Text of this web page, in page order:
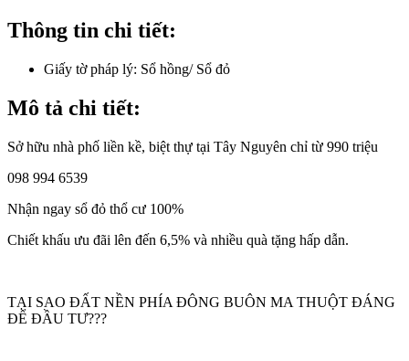
Thông tin chi tiết:
Giấy tờ pháp lý: Sổ hồng/ Sổ đỏ
Mô tả chi tiết:
Sở hữu nhà phố liền kề, biệt thự tại Tây Nguyên chỉ từ 990 triệu
098 994 6539
Nhận ngay sổ đỏ thổ cư 100%
Chiết khấu ưu đãi lên đến 6,5% và nhiều quà tặng hấp dẫn.
TẠI SAO ĐẤT NỀN PHÍA ĐÔNG BUÔN MA THUỘT ĐÁNG
ĐỂ ĐẦU TƯ???